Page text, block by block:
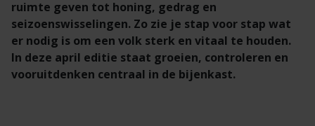
ruimte geven tot honing, gedrag en
seizoenswisselingen. Zo zie je stap voor stap wat
er nodig is om een volk sterk en vitaal te houden.
In deze april editie staat groeien, controleren en
vooruitdenken centraal in de bijenkast.